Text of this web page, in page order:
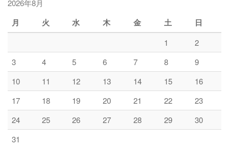
2026年8月
月 火 水 木 金 土 日
1
2
3
4 5 6 7 8
9
10
11 12 13 14 15
16
17
18 19 20 21 22
23
24
25 26 27 28 29
30
31